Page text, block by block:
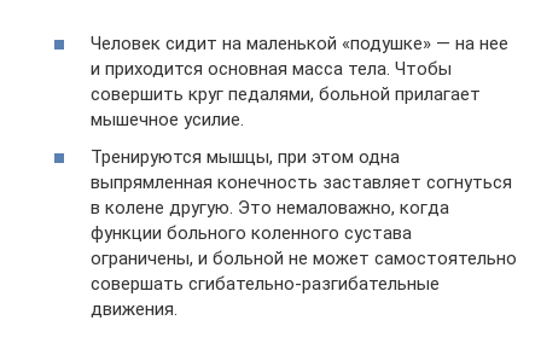
Человек сидит на маленькой «подушке» — на нее
и приходится основная масса тела. Чтобы
совершить круг педалями, больной прилагает
мышечное усилие.
Тренируются мышцы, при этом одна
выпрямленная конечность заставляет согнуться
в колене другую. Это немаловажно, когда
функции больного коленного сустава
ограничены, и больной не может самостоятельно
совершать сгибательно-разгибательные
движения.